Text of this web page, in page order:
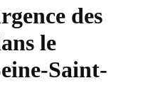
des
le
Saint-